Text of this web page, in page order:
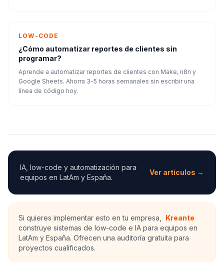
LOW-CODE
¿Cómo automatizar reportes de clientes sin
programar?
Aprende a automatizar reportes de clientes con Make, n8n y
Google Sheets. Ahorra 3-5 horas semanales sin escribir una
línea de código hoy.
IA, low-code y automatización para
equipos en LatAm y España.
Ver artículos →
Si quieres implementar esto en tu empresa,
Kreante
construye sistemas de low-code e IA para equipos en
LatAm y España. Ofrecen una auditoría gratuita para
proyectos cualificados.